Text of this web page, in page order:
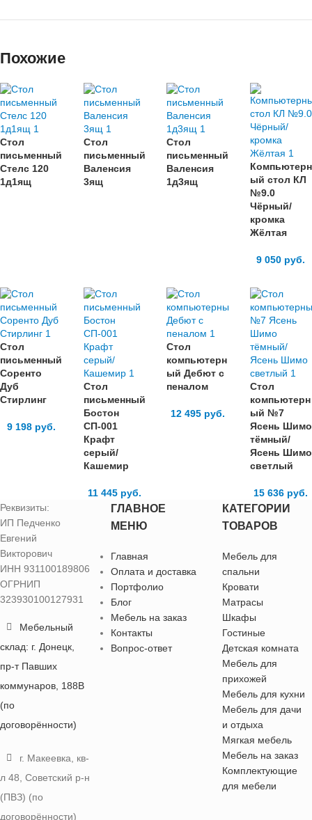
Похожие
Стол
письменный
Стелс 120
1д1ящ
Стол
письменный
Валенсия
3ящ
Стол
письменный
Валенсия
1д3ящ
Компьютерн
ый стол КЛ
№9.0
Чёрный/
кромка
Жёлтая
9 050 руб.
Стол
письменный
Соренто
Дуб
Стирлинг
9 198руб.
Стол
письменный
Бостон
СП-001
Крафт
серый/
Кашемир
11 445руб.
Стол
компьютерн
ый Дебют с
пеналом
12 495руб.
Стол
компьютерн
ый №7
Ясень Шимо
тёмный/
Ясень Шимо
светлый
15 636 руб.
Реквизиты:
ИП Педченко
Евгений
Викторович
ИНН 931100189806
ОГРНИП
323930100127931
Мебельный
склад: г. Донецк,
пр-т Павших
коммунаров, 188В
(по
договорённости)
г. Макеевка, кв-
л 48, Советский р-н
(ПВЗ) (по
договорённости)
ГЛАВНОЕ
МЕНЮ
Главная
Оплата и доставка
Портфолио
Блог
Мебель на заказ
Контакты
Вопрос-ответ
КАТЕГОРИИ
ТОВАРОВ
Мебель для
спальни
Кровати
Матрасы
Шкафы
Гостиные
Детская комната
Мебель для
прихожей
Мебель для кухни
Мебель для дачи
и отдыха
Мягкая мебель
Мебель на заказ
Комплектующие
для мебели